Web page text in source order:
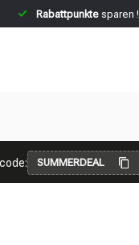
Rabattpunktesparen !
SUMMERDEAL